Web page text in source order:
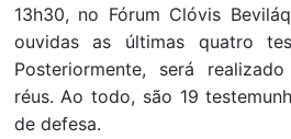
13h30, no Fórum Clóvis
ouvidas as últimas quatro
Posteriormente, será
réus. Ao todo, são 19
de defesa.